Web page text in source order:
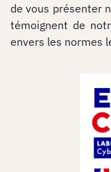
de vous présenter
témoignent de
envers les normes